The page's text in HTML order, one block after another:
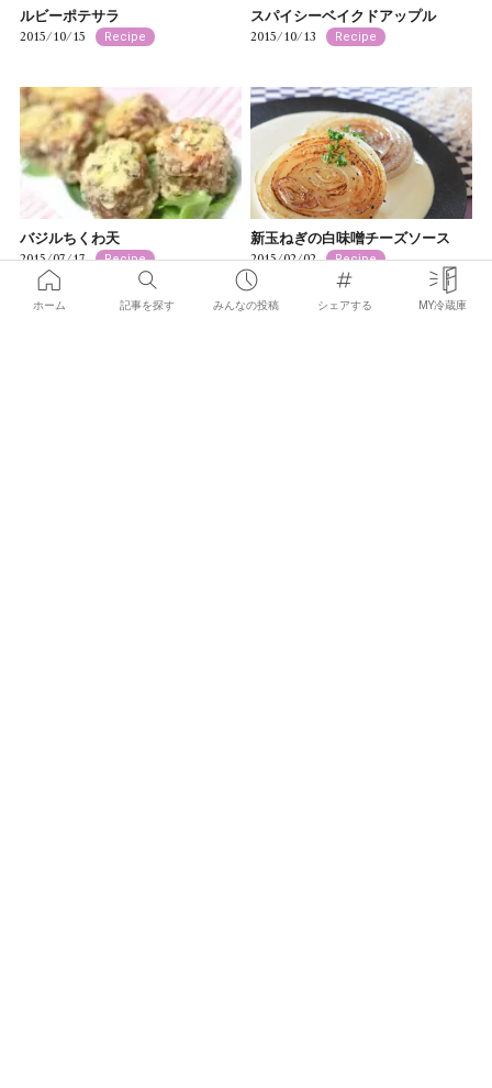
ルビーポテサラ
2015/10/15 Recipe
スパイシーベイクドアップル
2015/10/13 Recipe
バジルちくわ天
2015/07/17 Recipe
新玉ねぎの白味噌チーズソース
2015/02/02 Recipe
ホーム 記事を探す みんなの投稿 シェアする MY冷蔵庫